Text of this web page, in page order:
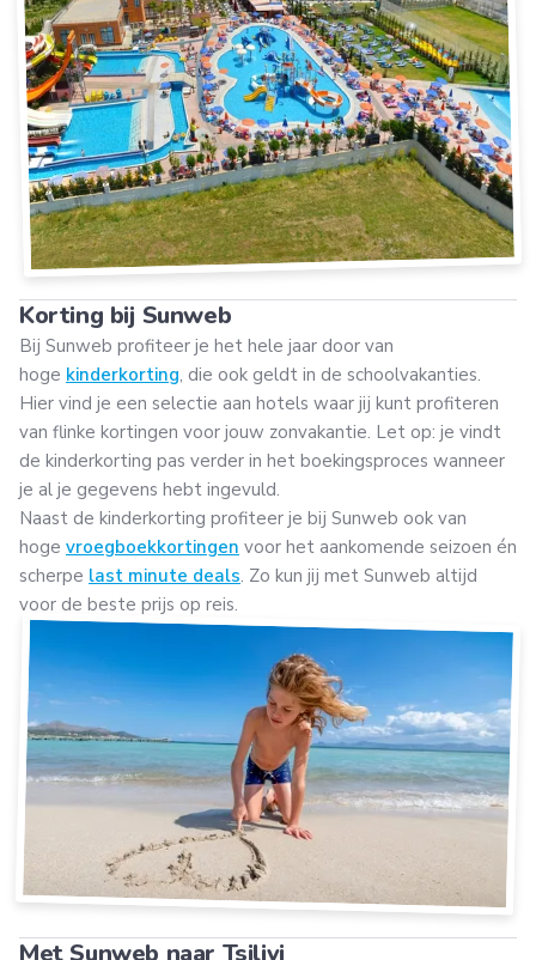
Korting bij Sunweb
Bij Sunweb profiteer je het hele jaar door van
hoge kinderkorting, die ook geldt in de schoolvakanties.
Hier vind je een selectie aan hotels waar jij kunt profiteren
van flinke kortingen voor jouw zonvakantie. Let op: je vindt
de kinderkorting pas verder in het boekingsproces wanneer
je al je gegevens hebt ingevuld.
Naast de kinderkorting profiteer je bij Sunweb ook van
hoge vroegboekkortingen voor het aankomende seizoen én
scherpe last minute deals. Zo kun jij met Sunweb altijd
voor de beste prijs op reis.
Met Sunweb naar Tsilivi